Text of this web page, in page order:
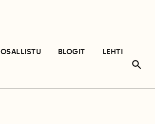
OSALLISTU BLOGIT
LEHTI